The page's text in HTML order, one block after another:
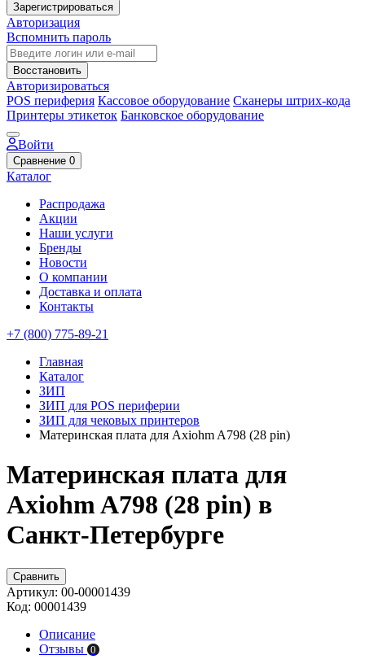
Зарегистрироваться
Авторизация
Вспомнить пароль
Восстановить
Авторизироваться
POS периферия Кассовое оборудование Сканеры штрих-кода
Принтеры этикеток Банковское оборудование
Войти
Сравнение 0
Каталог
Распродажа
Акции
Наши услуги
Бренды
Новости
О компании
Доставка и оплата
Контакты
+7 (800) 775-89-21
Главная
Каталог
ЗИП
ЗИП для POS периферии
ЗИП для чековых принтеров
Материнская плата для Axiohm A798 (28 pin)
Материнская плата для
Axiohm A798 (28 pin) в
Санкт-Петербурге
Сравнить
Артикул: 00-00001439
Код: 00001439
Описание
Отзывы 0